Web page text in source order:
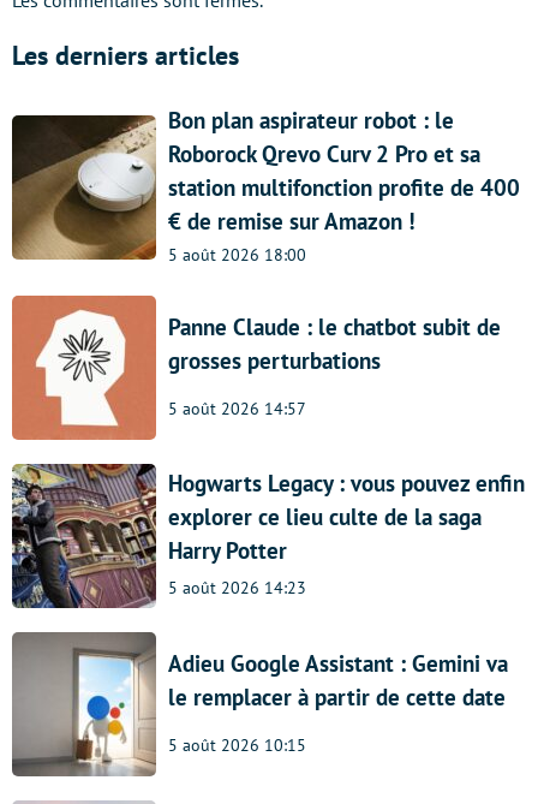
Les derniers articles
Bon plan aspirateur robot : le
Roborock Qrevo Curv 2 Pro et sa
station multifonction profite de 400
€ de remise sur Amazon !
5 août 2026 18:00
Panne Claude : le chatbot subit de
grosses perturbations
5 août 2026 14:57
Hogwarts Legacy : vous pouvez enfin
explorer ce lieu culte de la saga
Harry Potter
5 août 2026 14:23
Adieu Google Assistant : Gemini va
le remplacer à partir de cette date
5 août 2026 10:15